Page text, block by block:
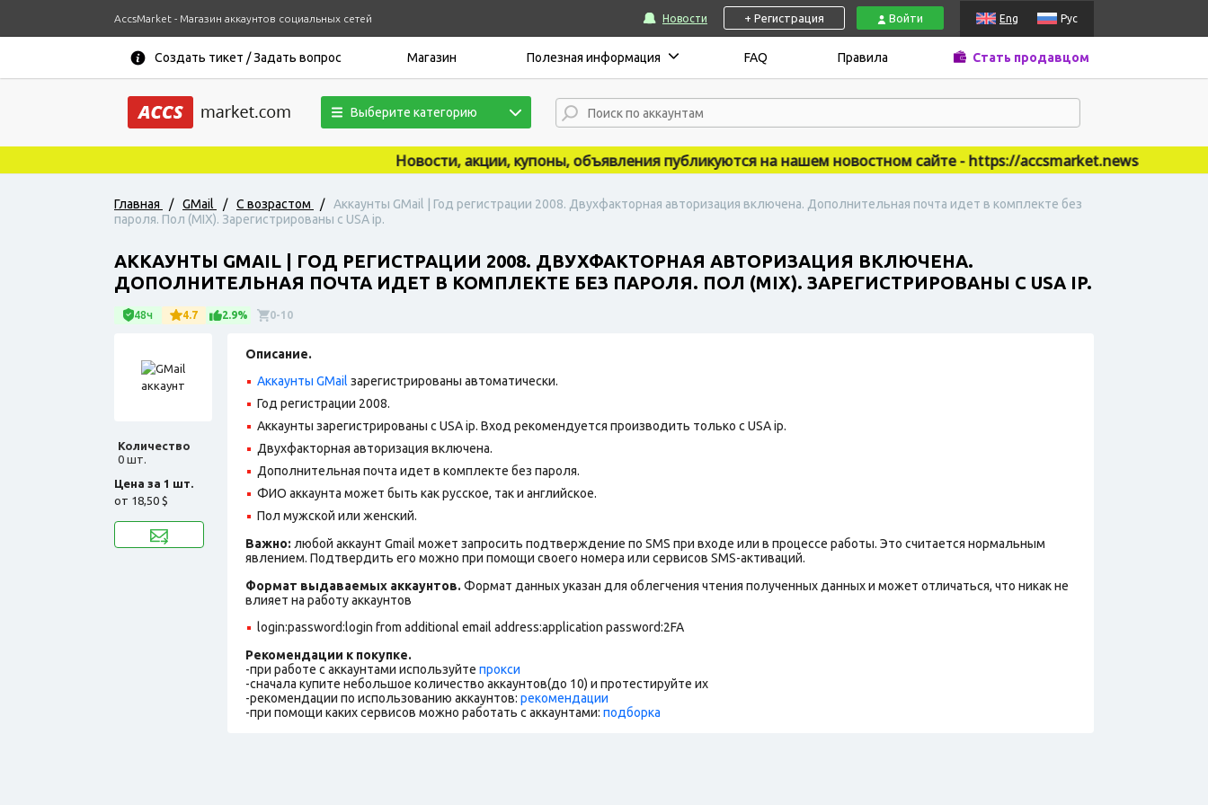
AccsMarket - Магазин аккаунтов социальных сетей Новости + Регистрация Войти Eng Рус
Создать тикет / Задать вопрос Магазин Полезная информация FAQ Правила Стать продавцом
Выберите категорию
Новости, акции, купоны, объявления публикуются на нашем новостном сайте - https://accsmarket.news
Главная / GMail / С возрастом /
Аккаунты GMail | Год регистрации 2008. Двухфакторная авторизация включена. Дополнительная почта идет в комплекте без
пароля. Пол (MIX). Зарегистрированы с USA ip.
АККАУНТЫ GMAIL | ГОД РЕГИСТРАЦИИ 2008. ДВУХФАКТОРНАЯ АВТОРИЗАЦИЯ ВКЛЮЧЕНА.
ДОПОЛНИТЕЛЬНАЯ ПОЧТА ИДЕТ В КОМПЛЕКТЕ БЕЗ ПАРОЛЯ. ПОЛ (MIX). ЗАРЕГИСТРИРОВАНЫ С USA IP.
48ч 4.7 2.9% 0-10
Количество
0 шт.
Цена за 1 шт.
от 18,50 $
Описание.
Аккаунты GMail зарегистрированы автоматически.
Год регистрации 2008.
Аккаунты зарегистрированы с USA ip. Вход рекомендуется производить только с USA ip.
Двухфакторная авторизация включена.
Дополнительная почта идет в комплекте без пароля.
ФИО аккаунта может быть как русское, так и английское.
Пол мужской или женский.
Важно: любой аккаунт Gmail может запросить подтверждение по SMS при входе или в процессе работы. Это считается нормальным
явлением. Подтвердить его можно при помощи своего номера или сервисов SMS-активаций.
Формат выдаваемых аккаунтов. Формат данных указан для облегчения чтения полученных данных и может отличаться, что никак не
влияет на работу аккаунтов
login:password:login from additional email address:application password:2FA
Рекомендации к покупке.
-при работе с аккаунтами используйте прокси
-сначала купите небольшое количество аккаунтов(до 10) и протестируйте их
-рекомендации по использованию аккаунтов: рекомендации
-при помощи каких сервисов можно работать с аккаунтами: подборка